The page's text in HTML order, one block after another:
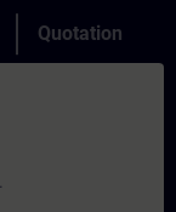
Quotation